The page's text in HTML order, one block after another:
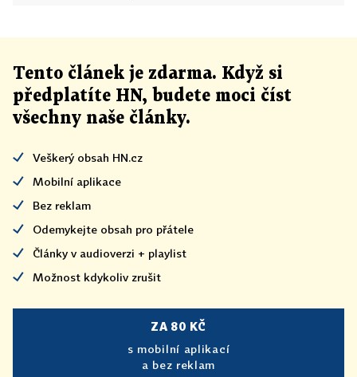
Tento článek je zdarma. Když si
předplatíte HN, budete moci číst
všechny naše články.
Veškerý obsah HN.cz
Mobilní aplikace
Bez reklam
Odemykejte obsah pro přátele
Články v audioverzi + playlist
Možnost kdykoliv zrušit
ZA 80 KČ
s mobilní aplikací
a bez reklam